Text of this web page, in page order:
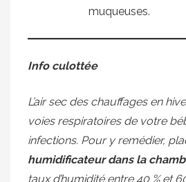
muqueuses.
Info culottée
L’air sec des chauffages en
voies respiratoires de votre
infections. Pour y remédier,
humidificateur dans la
taux d’humidité entre 40 % et